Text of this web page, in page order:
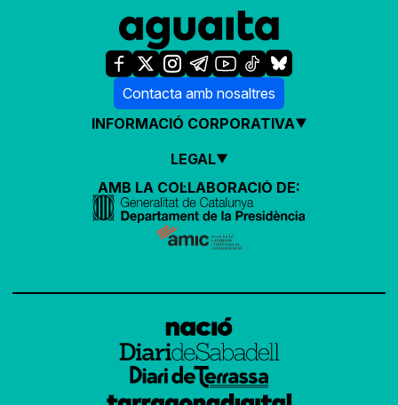
Contacta amb nosaltres
INFORMACIÓ CORPORATIVA
LEGAL
AMB LA COL·LABORACIÓ DE: